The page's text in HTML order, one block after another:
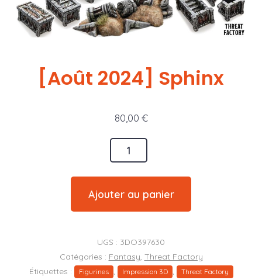
[Août 2024] Sphinx
80,00 €
Ajouter au panier
UGS : 3DO397630
Catégories : Fantasy, Threat Factory
Étiquettes :
Figurines , Impression 3D , Threat Factory